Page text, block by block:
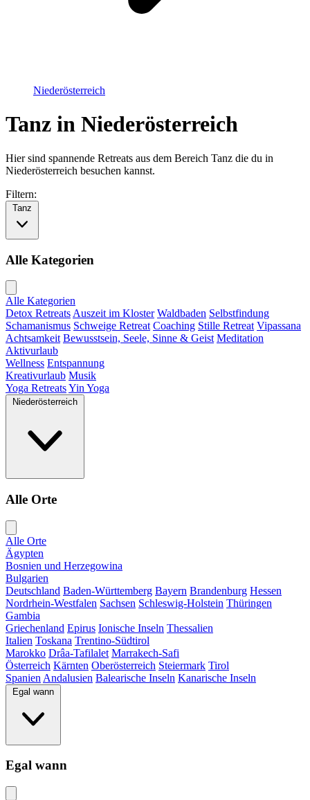
Niederösterreich
Tanz in Niederösterreich
Hier sind spannende Retreats aus dem Bereich Tanz die du in
Niederösterreich besuchen kannst.
Filtern:
Tanz
Alle Kategorien
Alle Kategorien
Detox Retreats Auszeit im Kloster Waldbaden Selbstfindung
Schamanismus Schweige Retreat Coaching Stille Retreat Vipassana
Achtsamkeit Bewusstsein, Seele, Sinne & Geist Meditation
Aktivurlaub
Wellness Entspannung
Kreativurlaub Musik
Yoga RetreatsYin Yoga
Niederösterreich
Alle Orte
Alle Orte
Ägypten
Bosnien und Herzegowina
Bulgarien
Deutschland Baden-Württemberg Bayern Brandenburg Hessen
Nordrhein-Westfalen Sachsen Schleswig-Holstein Thüringen
Gambia
Griechenland Epirus Ionische Inseln Thessalien
Italien Toskana Trentino-Südtirol
Marokko Drâa-Tafilalet Marrakech-Safi
Österreich Kärnten Oberösterreich Steiermark Tirol
Spanien Andalusien Balearische Inseln Kanarische Inseln
Egal wann
Egal wann